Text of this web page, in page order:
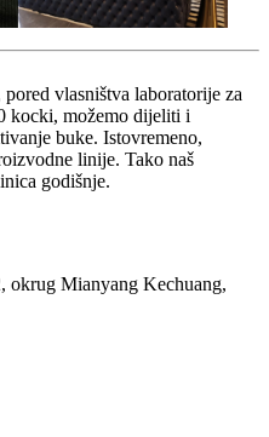
vlasništva laboratorije za
kocki, možemo dijeliti i
buke. Istovremeno,
linije. Tako naš
godišnje.
okrug Mianyang Kechuang,